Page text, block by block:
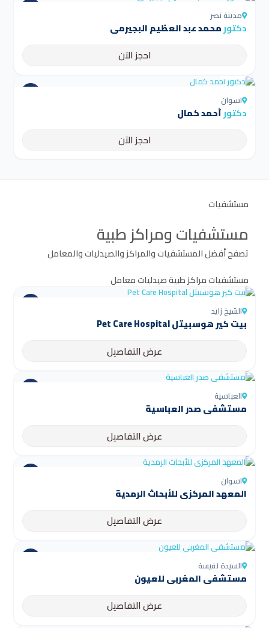
مدينة نصر
دكتورمحمد عبد العظيم البجيرمى
احجز الآن
اسوان
دكتورأحمد كمال
احجز الآن
مستشفيات
مستشفيات ومراكز طبية
تصفح أفضل المستشفيات والمراكز والصيدليات والمعامل
مستشفياتمراكز طبيةصيدلياتمعامل
الشيخ زايد
بيت كير هوسبيتل Pet Care Hospital
عرض التفاصيل
العباسية
مستشفى صدر العباسية
عرض التفاصيل
اسوان
المعهد المركزي للأبحاث الرمدية
عرض التفاصيل
السيدة نفيسة
مستشفى المغربي للعيون
عرض التفاصيل